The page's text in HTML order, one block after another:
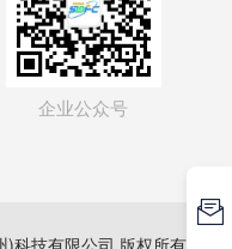
企业公众号
